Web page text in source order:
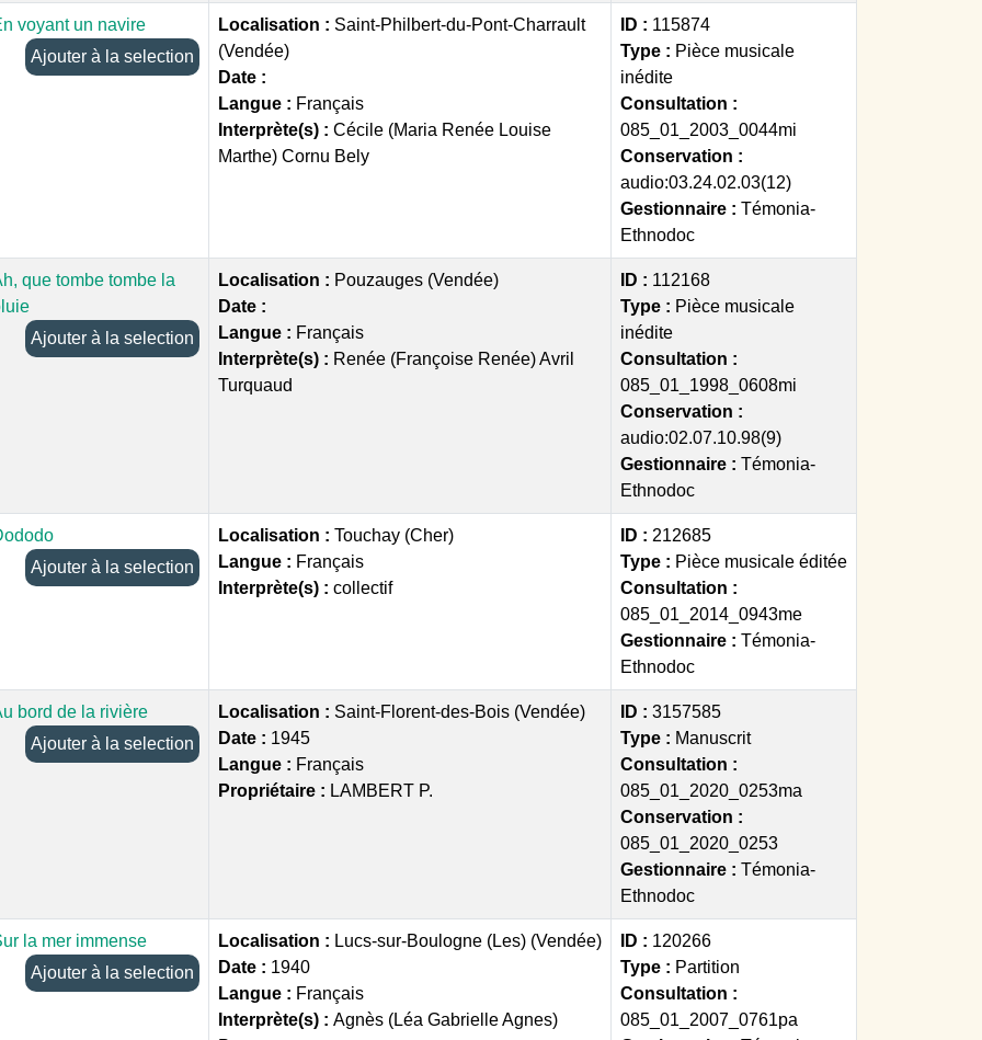
voyant un navire
Ajouter à la selection
Localisation : Saint-Philbert-du-Pont-Charrault
(Vendée)
Date :
Langue : Français
Interprète(s) : Cécile (Maria Renée Louise
Marthe) Cornu Bely
ID : 115874
Type : Pièce musicale
inédite
Consultation :
085_01_2003_0044mi
Conservation :
audio:03.24.02.03(12)
Gestionnaire : Témonia-
Ethnodoc
que tombe tombe la
Ajouter à la selection
Localisation : Pouzauges (Vendée)
Date :
Langue : Français
Interprète(s) : Renée (Françoise Renée) Avril
Turquaud
ID : 112168
Type : Pièce musicale
inédite
Consultation :
085_01_1998_0608mi
Conservation :
audio:02.07.10.98(9)
Gestionnaire : Témonia-
Ethnodoc
Ajouter à la selection
Localisation : Touchay (Cher)
Langue : Français
Interprète(s) : collectif
ID : 212685
Type : Pièce musicale éditée
Consultation :
085_01_2014_0943me
Gestionnaire : Témonia-
Ethnodoc
bord de la rivière
Ajouter à la selection
Localisation : Saint-Florent-des-Bois (Vendée)
Date : 1945
Langue : Français
Propriétaire : LAMBERT P.
ID : 3157585
Type : Manuscrit
Consultation :
085_01_2020_0253ma
Conservation :
085_01_2020_0253
Gestionnaire : Témonia-
Ethnodoc
la mer immense
Ajouter à la selection
Localisation : Lucs-sur-Boulogne (Les) (Vendée)
Date : 1940
Langue : Français
Interprète(s) : Agnès (Léa Gabrielle Agnes)
ID : 120266
Type : Partition
Consultation :
085_01_2007_0761pa